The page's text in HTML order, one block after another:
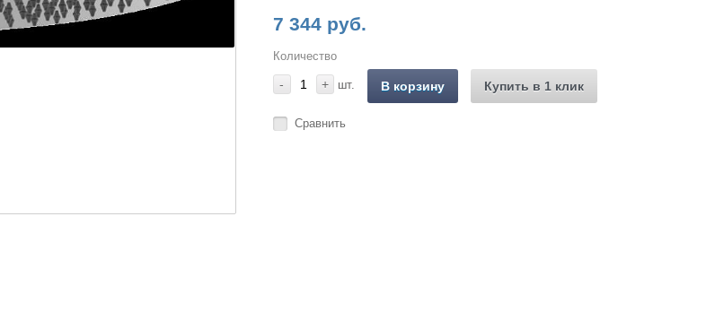
7 344 руб.
Количество
- + шт. В корзину Купить в 1 клик
Сравнить